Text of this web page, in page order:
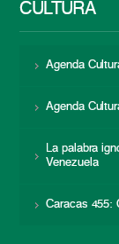
CULTURA
Agenda
Agenda
La palabra
Venezuela
Caracas 455: